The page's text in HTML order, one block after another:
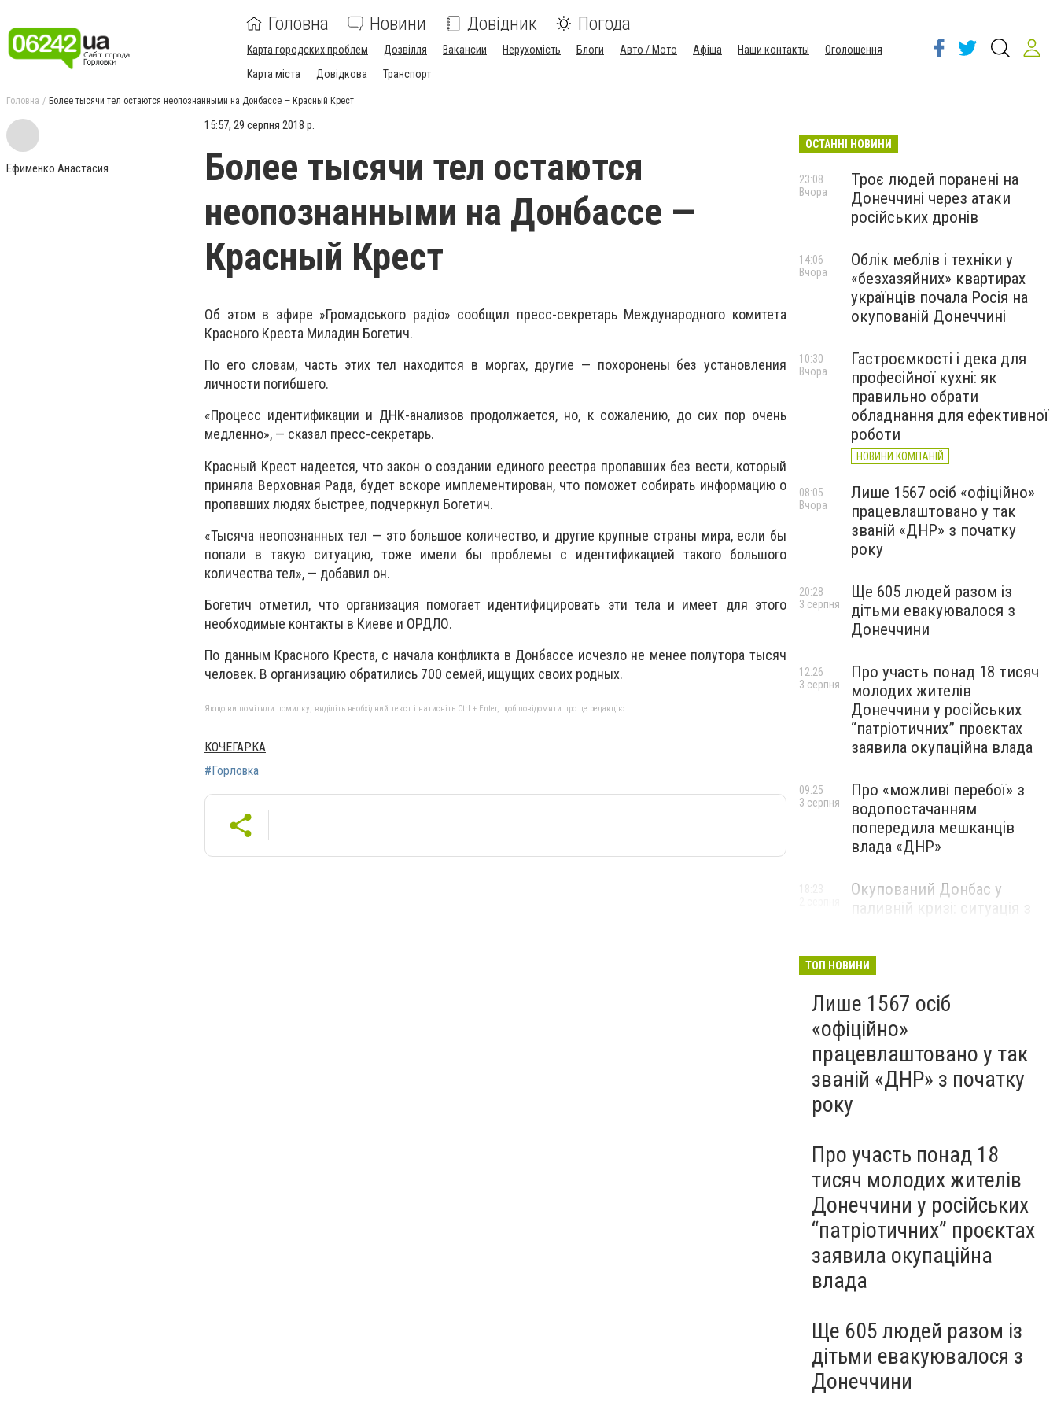
Головна Новини Довідник Погода
Карта городских проблем Дозвілля Вакансии Нерухомість Блоги Авто / Мото Афіша Наши контакты
Оголошення
Карта міста
Довідкова Транспорт
Головна Более тысячи тел остаются неопознанными на Донбассе — Красный Крест
Ефименко Анастасия
15:57, 29 серпня 2018 р.
Более тысячи тел остаются
неопознанными на Донбассе —
Красный Крест
Об этом в эфире »Громадського радіо» сообщил пресс-секретарь Международного комитета
Красного Креста Миладин Богетич.
По его словам, часть этих тел находится в моргах, другие — похоронены без установления
личности погибшего.
«Процесс идентификации и ДНК-анализов продолжается, но, к сожалению, до сих пор очень
медленно», — сказал пресс-секретарь.
Красный Крест надеется, что закон о создании единого реестра пропавших без вести, который
приняла Верховная Рада, будет вскоре имплементирован, что поможет собирать информацию о
пропавших людях быстрее, подчеркнул Богетич.
«Тысяча неопознанных тел — это большое количество, и другие крупные страны мира, если бы
попали в такую ситуацию, тоже имели бы проблемы с идентификацией такого большого
количества тел», — добавил он.
Богетич отметил, что организация помогает идентифицировать эти тела и имеет для этого
необходимые контакты в Киеве и ОРДЛО.
По данным Красного Креста, с начала конфликта в Донбассе исчезло не менее полутора тысяч
человек. В организацию обратились 700 семей, ищущих своих родных.
Якщо ви помітили помилку, виділіть необхідний текст і натисніть Ctrl + Enter, щоб повідомити про це редакцію
КОЧЕГАРКА
#Горловка
ОСТАННІ НОВИНИ
Троє людей поранені на
Донеччині через атаки
російських дронів
23:08
Вчора
Облік меблів і техніки у
«безхазяйних» квартирах
українців почала Росія на
окупованій Донеччині
14:06
Вчора
Гастроємкості і дека для
професійної кухні: як
правильно обрати
обладнання для ефективної
роботи
НОВИНИ КОМПАНІЙ
10:30
Вчора
Лише 1567 осіб «офіційно»
працевлаштовано у так
званій «ДНР» з початку
року
08:05
Вчора
Ще 605 людей разом із
дітьми евакуювалося з
Донеччини
20:28
3 серпня
Про участь понад 18 тисяч
молодих жителів
Донеччини у російських
“патріотичних” проєктах
заявила окупаційна влада
12:26
3 серпня
Про «можливі перебої» з
водопостачанням
попередила мешканців
влада «ДНР»
09:25
3 серпня
Окупований Донбас у
паливній кризі: ситуація з
ТОП НОВИНИ
Лише 1567 осіб
«офіційно»
працевлаштовано у так
званій «ДНР» з початку
року
Про участь понад 18
тисяч молодих жителів
Донеччини у російських
“патріотичних” проєктах
заявила окупаційна
влада
Ще 605 людей разом із
дітьми евакуювалося з
Донеччини